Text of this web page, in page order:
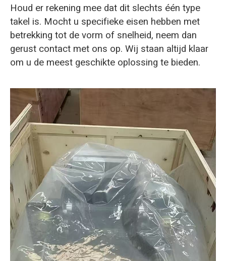
Houd er rekening mee dat dit slechts één type
takel is. Mocht u specifieke eisen hebben met
betrekking tot de vorm of snelheid, neem dan
gerust contact met ons op. Wij staan altijd klaar
om u de meest geschikte oplossing te bieden.